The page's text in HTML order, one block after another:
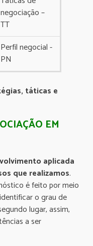
negociação –
TT
Perfil negocial -
PN
táticas e
EM
aplicada
que realizamos.
é feito por meio
o grau de
lugar, assim,
a ser